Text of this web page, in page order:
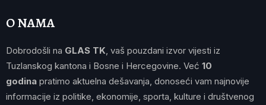
O NAMA
Dobrodošli na GLAS TK , vaš pouzdani izvor vijesti iz
Tuzlanskog kantona i Bosne i Hercegovine. Već 10
godina pratimo aktuelna dešavanja, donoseći vam najnovije
informacije iz politike, ekonomije, sporta, kulture i društvenog